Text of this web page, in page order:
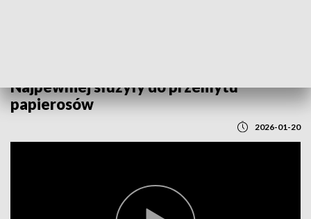
Najpewniej służyły do przemytu
papierosów
2026-01-20